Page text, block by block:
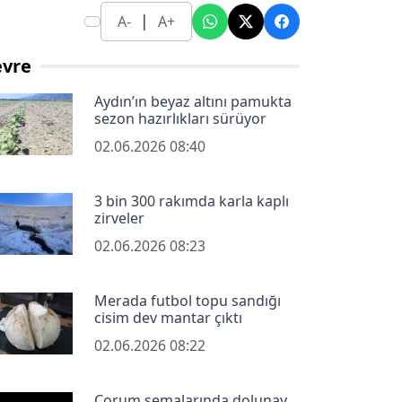
A- | A+
Aydın’ın beyaz altını pamukta
sezon hazırlıkları sürüyor
02.06.2026 08:40
3 bin 300 rakımda karla kaplı
zirveler
02.06.2026 08:23
Merada futbol topu sandığı
cisim dev mantar çıktı
02.06.2026 08:22